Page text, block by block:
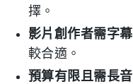
擇。
影片創作者需字
較合適。
預算有限且需長